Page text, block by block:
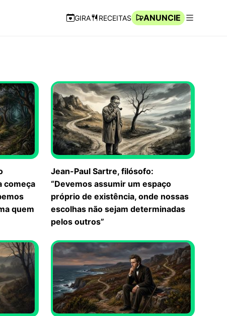
Navegação Rápida
GIRA RECEITAS
ANUNCIE
começa
quem
Jean-Paul Sartre, filósofo:
“Devemos assumir um espaço
próprio de existência, onde nossas
escolhas não sejam determinadas
pelos outros”